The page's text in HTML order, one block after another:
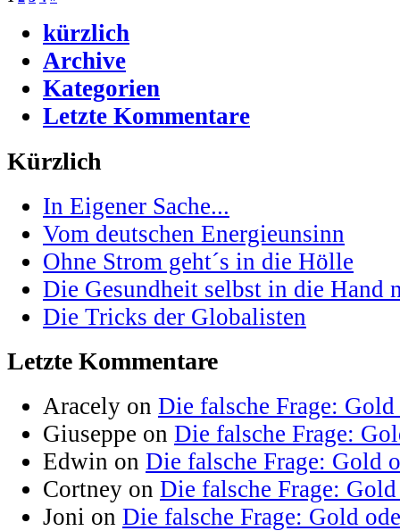
kürzlich
Archive
Kategorien
Letzte Kommentare
Kürzlich
In Eigener Sache...
Vom deutschen Energieunsinn
Ohne Strom geht´s in die Hölle
Die Gesundheit selbst in die Hand
Die Tricks der Globalisten
Letzte Kommentare
Aracely on Die falsche Frage:
Giuseppe on Die falsche Frage:
Edwin on Die falsche Frage: Gold
Cortney on Die falsche Frage:
Joni on Die falsche Frage: Gold